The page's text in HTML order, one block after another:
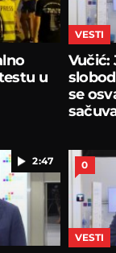
u
VESTI
Vučić:
se
2:47 0
VESTI